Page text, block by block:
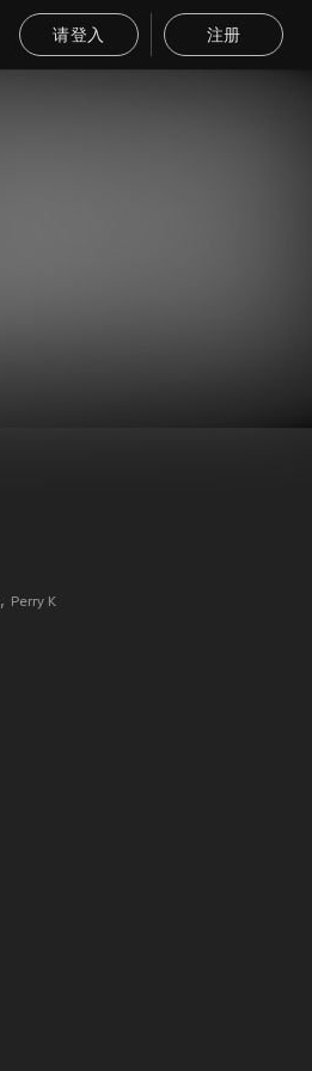
请登入 注册
Perry K